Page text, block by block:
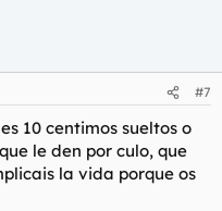
#7
10 centimos sueltos o
le den por culo, que
la vida porque os